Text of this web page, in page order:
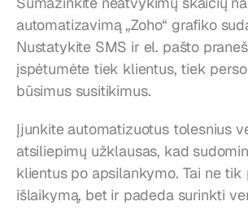
automatizavimą „Zoho“ grafiko
Nustatykite SMS ir el. pašto
įspėtumėte tiek klientus, tiek
būsimus susitikimus.
Įjunkite automatizuotus tolesnius
atsiliepimų užklausas, kad
klientus po apsilankymo. Tai ne tik
išlaikymą, bet ir padeda surinkti